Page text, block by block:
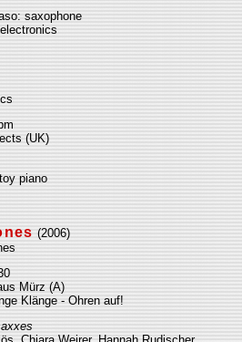
saxophone
(UK)
piano
(2006)
Mürz (A)
Klänge - Ohren auf!